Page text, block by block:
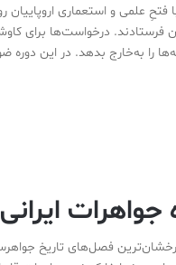
فتحِ علمی و استعماری
فرستادند. درخواست‌ها برای
را به‌خارج بدهد. در این
ایرانی
قاجار یکی از درخشان‌ترین فصل‌های